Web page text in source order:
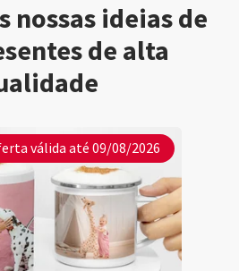
nossas ideias de
de alta
válida até 09/08/2026